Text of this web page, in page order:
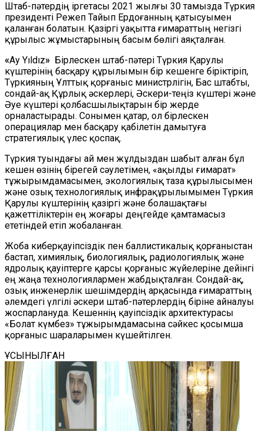
Штаб-пәтердің іргетасы 2021 жылғы 30 тамызда Түркия
президенті Режеп Тайып Ердоғанның қатысуымен
қаланған болатын. Қазіргі уақытта ғимараттың негізгі
құрылыс жұмыстарының басым бөлігі аяқталған.
«Ay Yıldız» Бірлескен штаб-пәтері Түркия Қарулы
күштерінің басқару құрылымын бір кешенге біріктіріп,
Түркияның Ұлттық қорғаныс министрлігін, Бас штабты,
сондай-ақ Құрлық әскерлері, Әскери-теңіз күштері және
Әуе күштері қолбасшылықтарын бір жерде
орналастырады. Сонымен қатар, ол бірлескен
операциялар мен басқару қабілетін дамытуға
стратегиялық үлес қоспақ.
Түркия туындағы ай мен жұлдыздан шабыт алған бұл
кешен өзінің бірегей сәулетімен, «ақылды ғимарат»
тұжырымдамасымен, экологиялық таза құрылысымен
және озық технологиялық инфрақұрылымымен Түркия
Қарулы күштерінің қазіргі және болашақтағы
қажеттіліктерін ең жоғары деңгейде қамтамасыз
ететіндей етіп жобаланған.
Жоба киберқауіпсіздік пен баллистикалық қорғаныстан
бастап, химиялық, биологиялық, радиологиялық және
ядролық қауіптерге қарсы қорғаныс жүйелеріне дейінгі
ең жаңа технологиялармен жабдықталған. Сондай-ақ,
озық инженерлік шешімдердің арқасында ғимараттың
әлемдегі үлгілі әскери штаб-пәтерлердің біріне айналуы
жоспарлануда. Кешеннің қауіпсіздік архитектурасы
«Болат күмбез» тұжырымдамасына сәйкес қосымша
қорғаныс шараларымен күшейтілген.
ҰСЫНЫЛҒАН